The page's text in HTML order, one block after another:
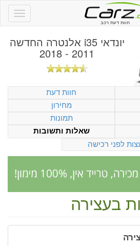
חוות דעת רכב
יונדאי i35 אלנטרה החדשה
2011 - 2018
חוות דעת
מחירון
תמונות
שאלות ותשובות
לפני רכישה
בעצירה